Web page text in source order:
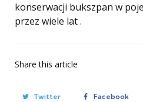
konserwacji bukszpan w
przez wiele lat .
Share this article
Twitter Facebook